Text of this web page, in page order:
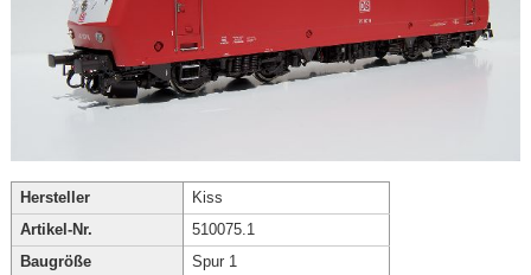
Hersteller
Kiss
Artikel-Nr.
510075.1
Baugröße
Spur 1